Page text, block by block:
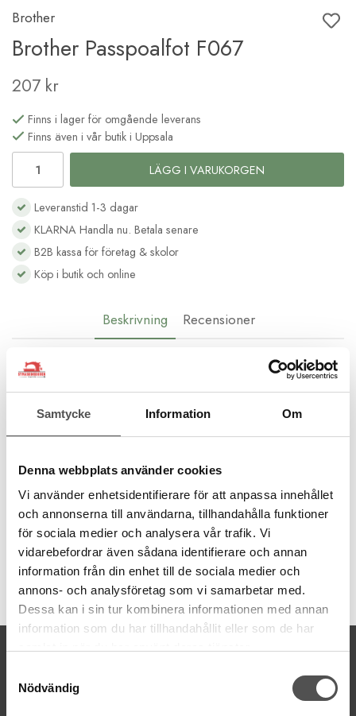
Samtycke Information Om
Denna webbplats använder cookies
Vi använder enhetsidentifierare för att anpassa innehållet
och annonserna till användarna, tillhandahålla funktioner
för sociala medier och analysera vår trafik. Vi
vidarebefordrar även sådana identifierare och annan
information från din enhet till de sociala medier och
annons- och analysföretag som vi samarbetar med.
Dessa kan i sin tur kombinera informationen med annan
information som du har tillhandahållit eller som de har
Nödvändig
Brother
Brother Passpoalfot F067
207 kr
Finns i lager för omgående leverans
Finns även i vår butik i Uppsala
LÄGG I VARUKORGEN
Leveranstid 1-3 dagar
KLARNA Handla nu. Betala senare
B2B kassa för företag & skolor
Köp i butik och online
Beskrivning Recensioner
Passpoalfot Brother
För att göra egna passpoaler av grövre snoddar, som skall kläs
in i tyg.
Artikelnummer:
xf2860001
KONTAKTA OSS
Mailsvar inom 24 timmar